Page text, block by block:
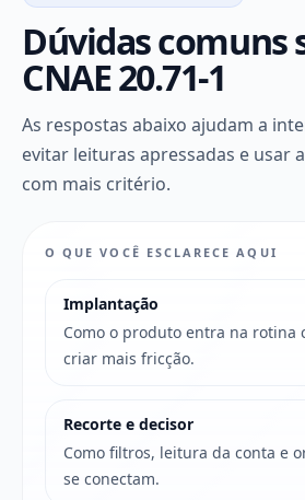
Dúvidas comuns
CNAE 20.71-1
As respostas abaixo ajudam a
evitar leituras apressadas e usar
com mais critério.
O QUE VOCÊ ESCLARECE AQUI
Implantação
Como o produto entra na rotina
criar mais fricção.
Recorte e decisor
Como filtros, leitura da conta e
se conectam.